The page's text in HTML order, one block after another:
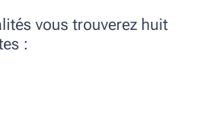
vous trouverez huit
: